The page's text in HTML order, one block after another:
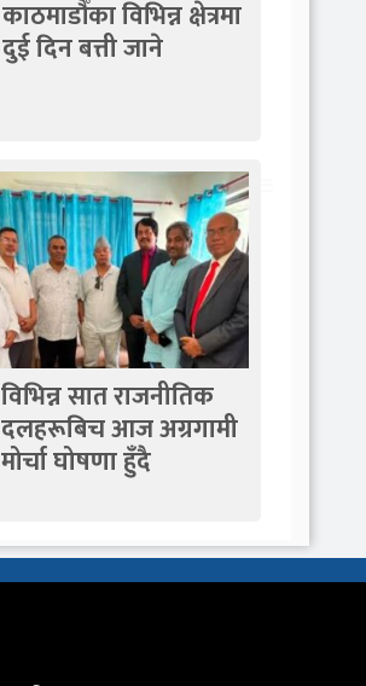
काठमाडौँका विभिन्न क्षेत्रमा
दुई दिन बत्ती जाने
विभिन्न सात राजनीतिक
दलहरूबिच आज अग्रगामी
मोर्चा घोषणा हुँदै